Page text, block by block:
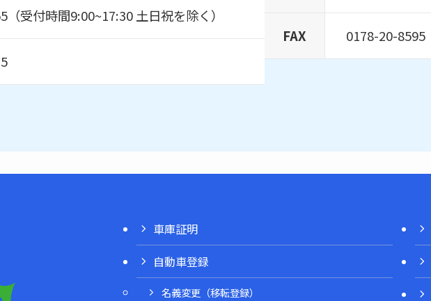
受付時間9:00~17:30 土日祝を除く）
FAX 0178-20-8595
車庫証明
自動車登録
名義変更（移転登録）